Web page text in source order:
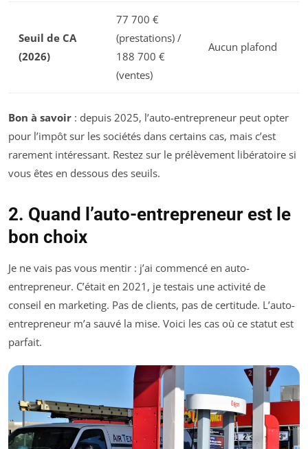
Seuil de CA
(2026)
77 700 €
(prestations) /
188 700 €
(ventes)
Aucun plafond
Bon à savoir : depuis 2025, l’auto-entrepreneur peut opter
pour l’impôt sur les sociétés dans certains cas, mais c’est
rarement intéressant. Restez sur le prélèvement libératoire si
vous êtes en dessous des seuils.
2. Quand l’auto-entrepreneur est le
bon choix
Je ne vais pas vous mentir : j’ai commencé en auto-
entrepreneur. C’était en 2021, je testais une activité de
conseil en marketing. Pas de clients, pas de certitude. L’auto-
entrepreneur m’a sauvé la mise. Voici les cas où ce statut est
parfait.